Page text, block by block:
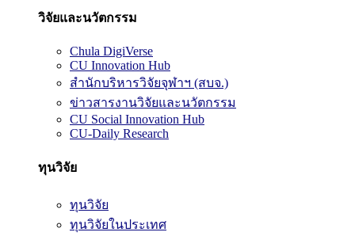
วิจัยและนวัตกรรม
Chula DigiVerse
CU Innovation Hub
สำนักบริหารวิจัยจุฬาฯ (สบจ.)
ข่าวสารงานวิจัยและนวัตกรรม
CU Social Innovation Hub
CU-Daily Research
ทุนวิจัย
ทุนวิจัย
ทุนวิจัยในประเทศ